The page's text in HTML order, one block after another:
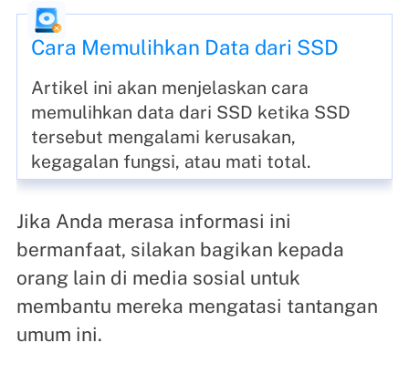
Cara Memulihkan Data dari SSD
Artikel ini akan menjelaskan cara
memulihkan data dari SSD ketika SSD
tersebut mengalami kerusakan,
kegagalan fungsi, atau mati total.
Jika Anda merasa informasi ini
bermanfaat, silakan bagikan kepada
orang lain di media sosial untuk
membantu mereka mengatasi tantangan
umum ini.